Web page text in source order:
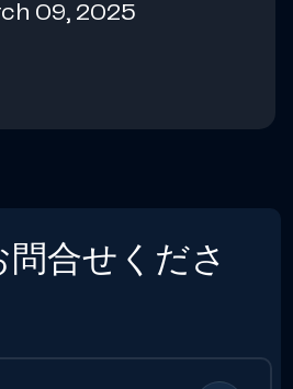
09, 2025
問合せくださ